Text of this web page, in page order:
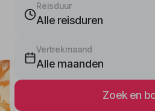
Reisduur
Alle reisduren
Vertrekmaand
Alle maanden
Zoek en